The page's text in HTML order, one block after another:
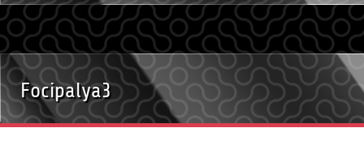
Focipalya3